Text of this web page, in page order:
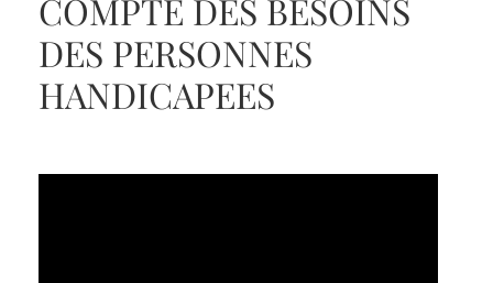
COMPTE DES BESOINS
DES PERSONNES
HANDICAPEES